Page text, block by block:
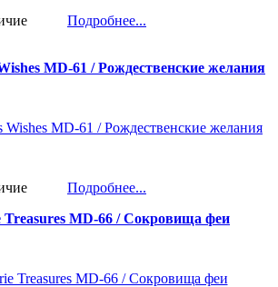
Подробнее...
MD-61 / Рождественские желания
Подробнее...
Treasures MD-66 / Сокровища феи